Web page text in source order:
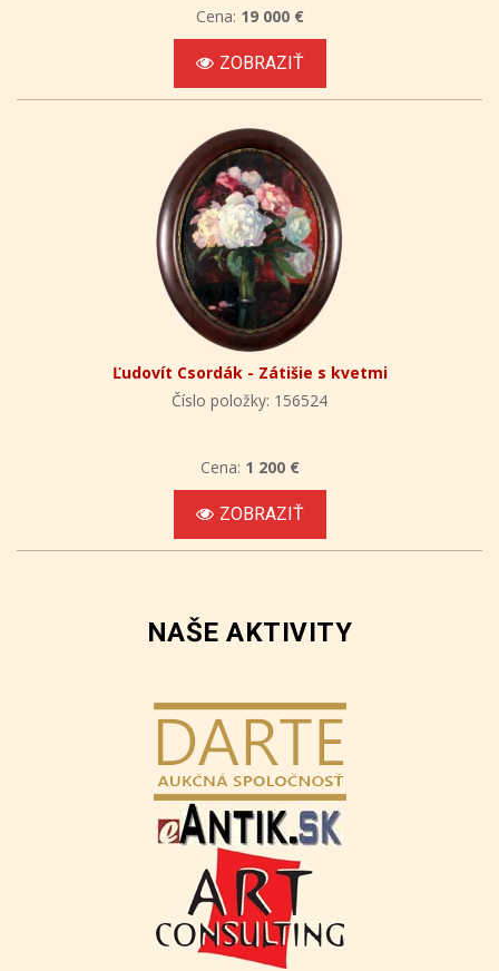
Cena: 19 000 €
ZOBRAZIŤ
Ľudovít Csordák - Zátišie s kvetmi
Číslo položky: 156524
Cena: 1 200 €
ZOBRAZIŤ
NAŠE AKTIVITY